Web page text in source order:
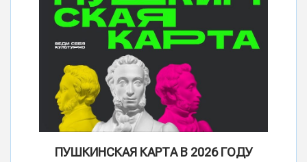
ПУШКИНСКАЯ КАРТА В 2026 ГОДУ